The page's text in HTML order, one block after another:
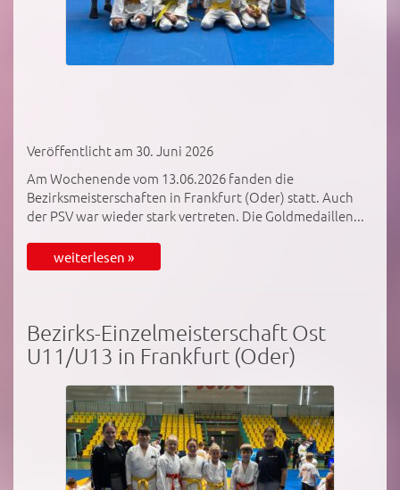
Veröffentlicht am 30. Juni 2026
Am Wochenende vom 13.06.2026 fanden die
Bezirksmeisterschaften in Frankfurt (Oder) statt. Auch
der PSV war wieder stark vertreten. Die Goldmedaillen...
weiterlesen »
Bezirks-Einzelmeisterschaft Ost
U11/U13 in Frankfurt (Oder)